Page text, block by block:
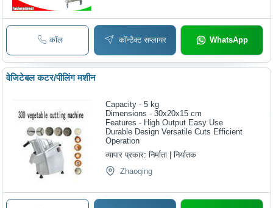
कॉल कॉन्टैक्ट सप्लायर WhatsApp
वेजिटेबल कटर/पीलिंग मशीन
Capacity - 5 kg
Dimensions - 30x20x15 cm
Features - High Output Easy Use
Durable Design Versatile Cuts Efficient
Operation
व्यापार प्रकार:निर्माता | निर्यातक
Zhaoqing